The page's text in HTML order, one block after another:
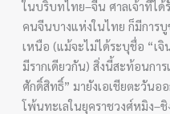
ในบริบทไทย–จีน ศาลเจ้าที่ไ
คนจีนบางแห่งในไทย ก็มีการ
เหนือ (แม้จะไม่ได้ระบุชื่อ “เจิ
มีรากเดียวกัน) สิ่งนี้สะท้อนกา
ศักดิ์สิทธิ์” มายังเอเชียตะวันอ
โพ้นทะเลในยุคราชวงศ์หมิง–ชิ